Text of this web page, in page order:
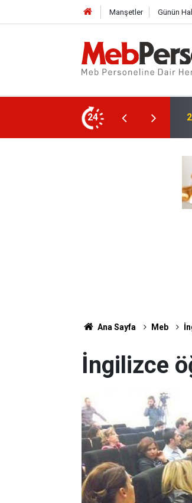
Manşetler Günün
24
Kadro Taleplerine Yanıt ve 2026-2027
Ana Sayfa Meb
İngilizce